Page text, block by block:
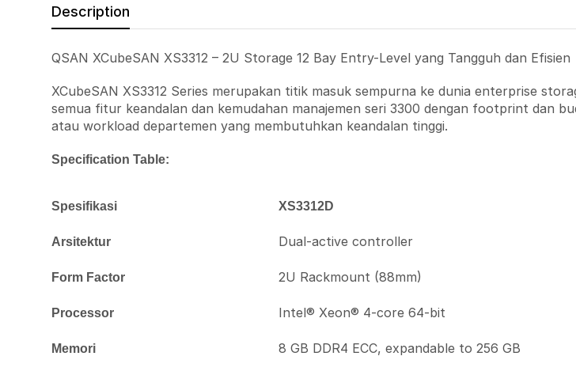
Description
QSAN XCubeSAN XS3312 – 2U Storage 12 Bay Entry-Level yang Tangguh dan Efisien
XCubeSAN XS3312 Series merupakan titik masuk sempurna ke dunia enterprise
semua fitur keandalan dan kemudahan manajemen seri 3300 dengan footprint dan
atau workload departemen yang membutuhkan keandalan tinggi.
Specification Table:
Spesifikasi XS3312D
Arsitektur Dual-active controller
Form Factor 2U Rackmount (88mm)
Processor Intel® Xeon® 4-core 64-bit
Memori 8 GB DDR4 ECC, expandable to 256 GB